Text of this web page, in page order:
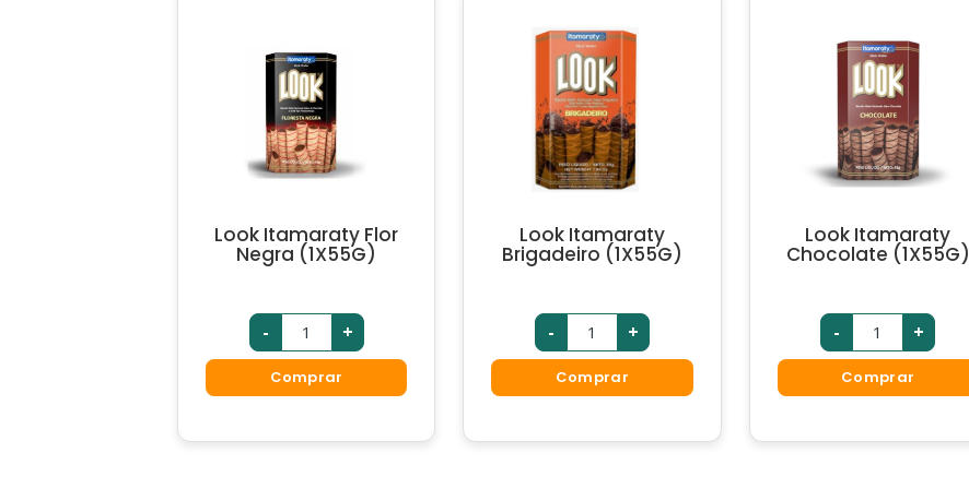
Look Itamaraty Flor
Negra (1X55G)
- +
Comprar
Look Itamaraty
Brigadeiro (1X55G)
- +
Comprar
Look Itamaraty
Chocolate (1X55G)
- +
Comprar